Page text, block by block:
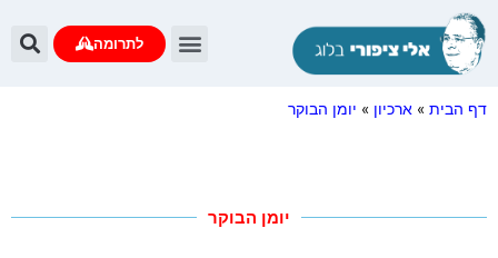
לתרומה
דף הבית » ארכיון » יומן הבוקר
יומן הבוקר